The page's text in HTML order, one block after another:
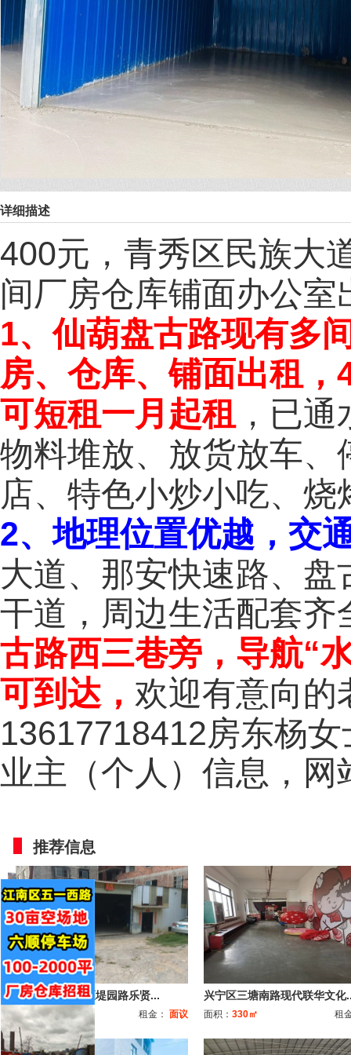
详细描述
400元，青秀区民族大
间厂房仓库铺面办公室
1、仙葫盘古路现有多
房、仓库、铺面出租
可短租一月起租
，已
物料堆放、放货放车
店、特色小炒小吃、
2、地理位置优越，交
大道、那安快速路、
干道，周边生活配套齐
古路西三巷旁， 导航“
可到达， 欢迎有意向的
13617718412房东杨女
业主（个人）信息，网
推荐信息
房东直租，江南区堤园路乐贤...
面积： 300㎡ 租金： 面议
兴宁区三塘南路现代联华文化
面积： 330㎡ 租